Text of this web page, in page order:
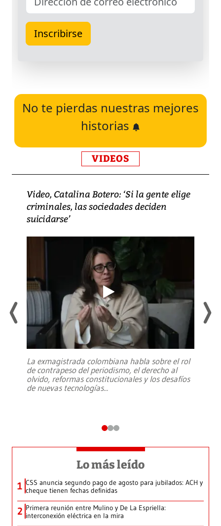
No te pierdas nuestras mejores
historias
VIDEOS
Video, Catalina Botero: ‘Si la gente elige
criminales, las sociedades deciden
suicidarse’
La exmagistrada colombiana habla sobre el rol
de contrapeso del periodismo, el derecho al
olvido, reformas constitucionales y los desafíos
de nuevas tecnologías...
Lo más leído
1 CSS anuncia segundo pago de agosto para jubilados: ACH y
cheque tienen fechas definidas
2 Primera reunión entre Mulino y De La Espriella:
interconexión eléctrica en la mira